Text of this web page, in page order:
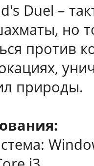
Duel –
но
против
природы.